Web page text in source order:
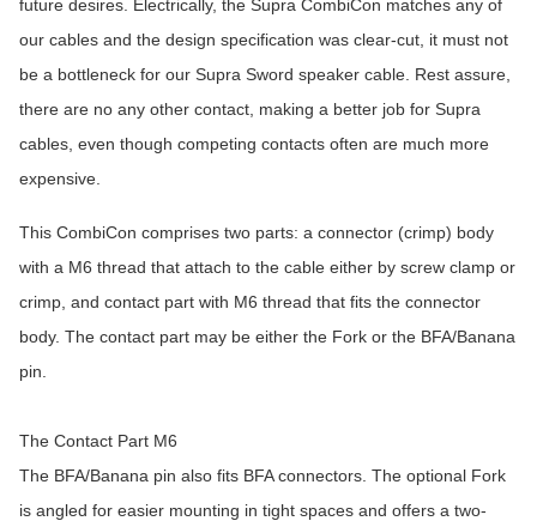
future desires. Electrically, the Supra CombiCon matches any of
our cables and the design specification was clear-cut, it must not
be a bottleneck for our Supra Sword speaker cable. Rest assure,
there are no any other contact, making a better job for Supra
cables, even though competing contacts often are much more
expensive.
This CombiCon comprises two parts: a connector (crimp) body
with a M6 thread that attach to the cable either by screw clamp or
crimp, and contact part with M6 thread that fits the connector
body. The contact part may be either the Fork or the BFA/Banana
pin.
The Contact Part M6
The BFA/Banana pin also fits BFA connectors. The optional Fork
is angled for easier mounting in tight spaces and offers a two-